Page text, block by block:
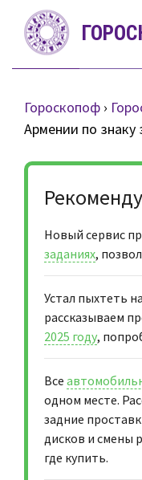
Гороскопоф ›
Армении по знаку
Новый сервис
заданиях,
Устал пыхтеть
рассказываем
2025 году,
Все
одном месте.
задние
дисков и смены
где купить.